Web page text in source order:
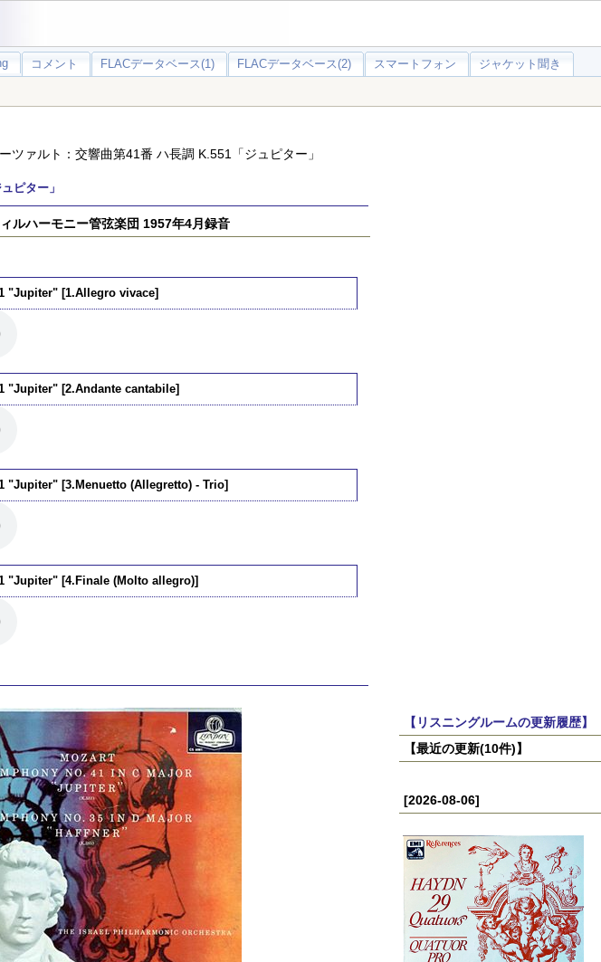
コメント FLACデータベース(1) FLACデータベース(2) スマートフォン ジャケット聞き
ツァルト：交響曲第41番 ハ長調 K.551「ジュピター」
ピター」
ルハーモニー管弦楽団 1957年4月録音
"Jupiter" [1.Allegro vivace]
"Jupiter" [2.Andante cantabile]
"Jupiter" [3.Menuetto (Allegretto) - Trio]
"Jupiter" [4.Finale (Molto allegro)]
【リスニングルームの更新履歴】
【最近の更新(10件)】
[2026-08-06]